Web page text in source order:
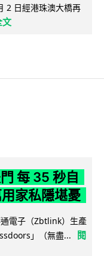
2 日經港珠澳大橋再
文
每 35 秒自
家私隱堪憂
電子（Zbtlink）生產
」（無盡...
閱